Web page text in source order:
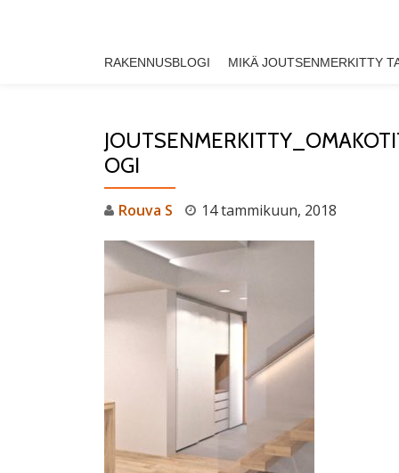
RAKENNUSBLOGI MIKÄ JOUTSENMERKITTY
OGI
Rouva S 14 tammikuun, 2018